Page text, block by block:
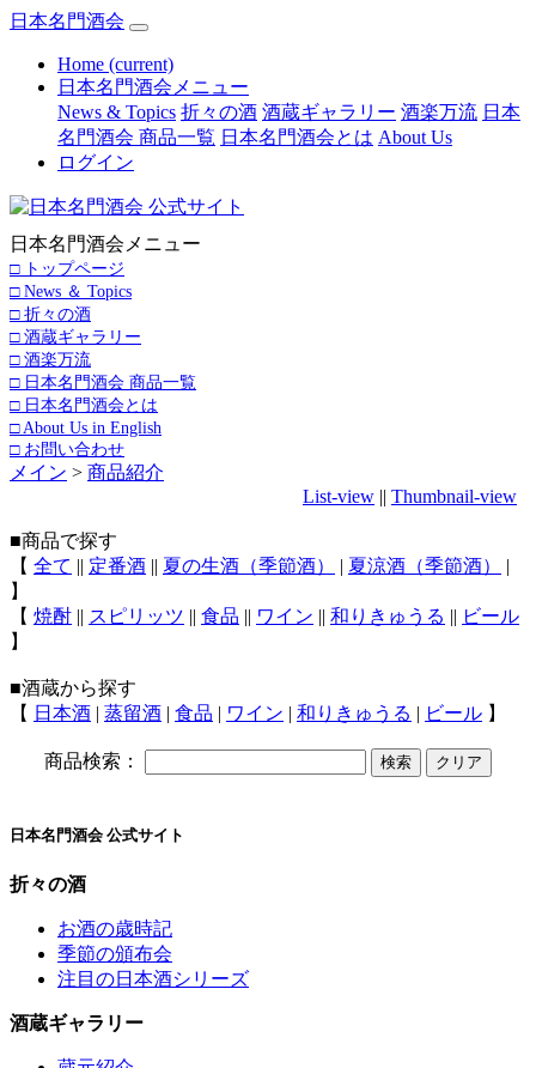
日本名門酒会
Home (current)
日本名門酒会メニュー
News & Topics 折々の酒 酒蔵ギャラリー 酒楽万流 日本
名門酒会 商品一覧 日本名門酒会とは About Us
ログイン
日本名門酒会メニュー
□ トップページ
□ News ＆ Topics
□ 折々の酒
□ 酒蔵ギャラリー
□ 酒楽万流
□ 日本名門酒会 商品一覧
□ 日本名門酒会とは
□ About Us in English
□ お問い合わせ
メイン > 商品紹介
List-view || Thumbnail-view
■商品で探す
【 全て || 定番酒 || 夏の生酒（季節酒） | 夏涼酒（季節酒）
|
】
【 焼酎 || スピリッツ || 食品 || ワイン || 和りきゅうる || ビール
】
■酒蔵から探す
【 日本酒 | 蒸留酒 | 食品 | ワイン | 和りきゅうる | ビール 】
商品検索：
日本名門酒会 公式サイト
折々の酒
お酒の歳時記
季節の頒布会
注目の日本酒シリーズ
酒蔵ギャラリー